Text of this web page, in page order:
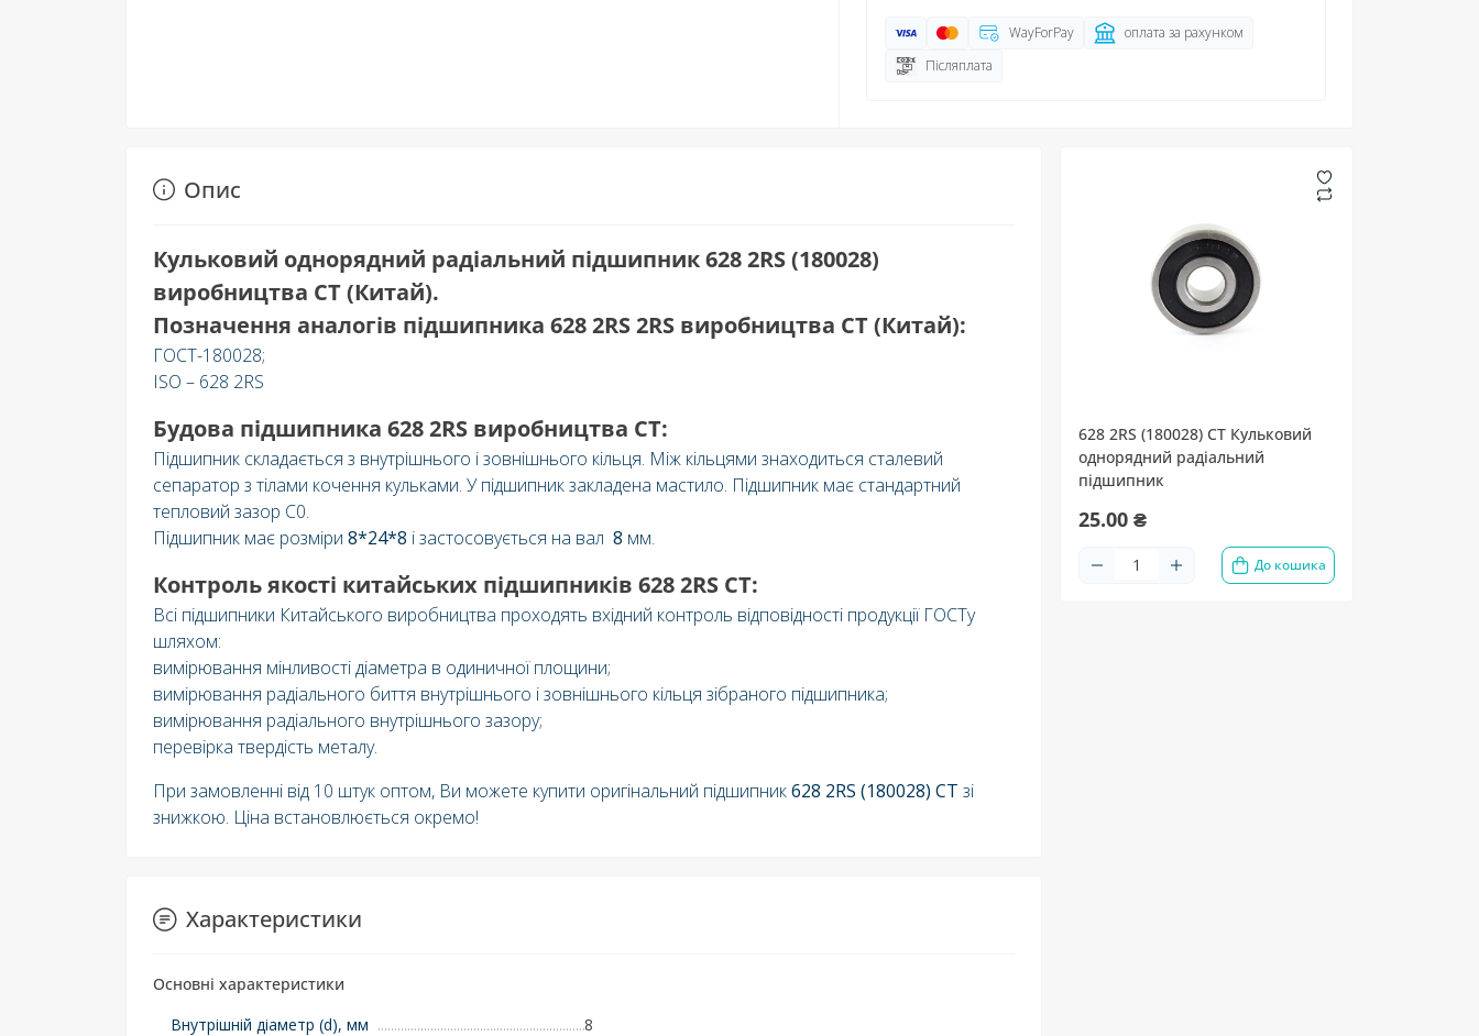
WayForPay
оплата за рахунком
Післяплата
628 2RS (180028) CT Кульковий
однорядний радіальний
підшипник
25.00 ₴
До кошика
Опис
Кульковий однорядний радіальний підшипник 628 2RS (180028)
виробництва CT (Китай).
Позначення аналогів підшипника 628 2RS 2RS виробництва СT (Китай):
ГОСТ-180028;
ISO – 628 2RS
Будова підшипника 628 2RS виробництва СT:
Підшипник складається з внутрішнього і зовнішнього кільця. Між кільцями знаходиться сталевий
сепаратор з тілами кочення кульками. У підшипник закладена мастило. Підшипник має стандартний
тепловий зазор C0.
Підшипник має розміри 8*24*8 і застосовується на вал 8 мм.
Контроль якості китайських підшипників 628 2RS CТ:
Всі підшипники Китайського виробництва проходять вхідний контроль відповідності продукції ГОСТу
шляхом:
вимірювання мінливості діаметра в одиничної площини;
вимірювання радіального биття внутрішнього і зовнішнього кільця зібраного підшипника;
вимірювання радіального внутрішнього зазору;
перевірка твердість металу.
При замовленні від 10 штук оптом, Ви можете купити оригінальний підшипник628 2RS (180028) СT зі
знижкою. Ціна встановлюється окремо!
Характеристики
Основні характеристики
Внутрішній діаметр (d), мм
8